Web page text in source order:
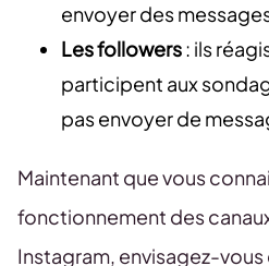
envoyer des
Les followers: ils
participent aux
pas envoyer de
Maintenant que vous
fonctionnement des
Instagram, envisagez-vous